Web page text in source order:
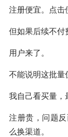
注册便宜。点击
但如果后续不付
用户来了。
不能说明这批量
我自己看买量，
注册贵，问题
么换渠道。